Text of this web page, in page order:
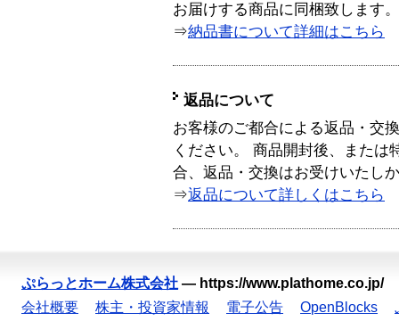
お届けする商品に同梱致します。
⇒納品書について詳細はこちら
返品について
お客様のご都合による返品・交
ください。 商品開封後、または
合、返品・交換はお受けいたし
⇒返品について詳しくはこちら
ぷらっとホーム株式会社 — https://www.plathome.co.jp/
会社概要
株主・投資家情報 電子公告 OpenBlocks